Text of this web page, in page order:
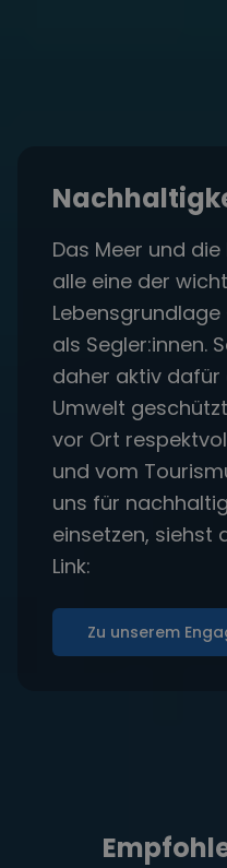
Das Meer und
alle eine der
als Segler:innen.
daher aktiv dafür
Umwelt
vor Ort
und vom
uns für
einsetzen, siehst
Link:
Zu unserem